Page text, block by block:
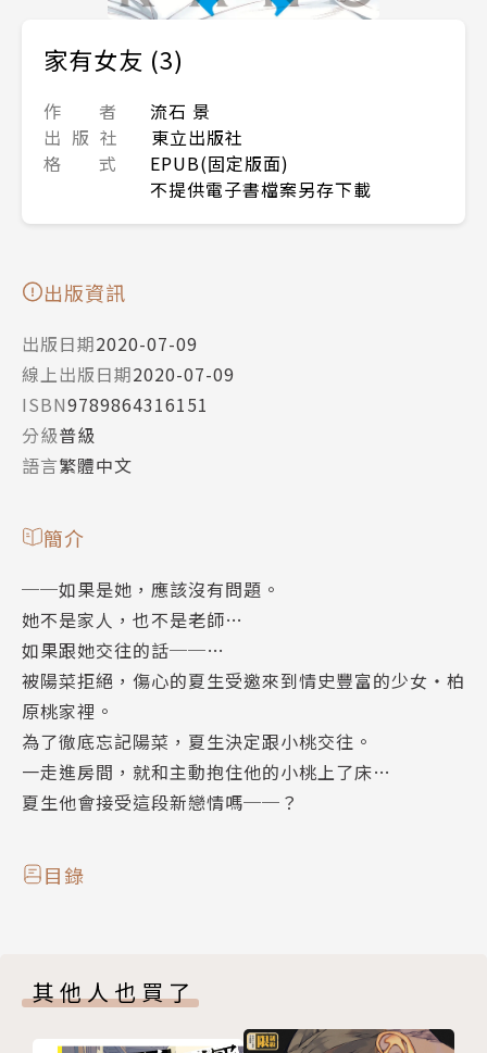
家有女友 (3)
作 者
流石 景
出 版 社
東立出版社
格 式
EPUB(固定版面)
不提供電子書檔案另存下載
出版資訊
出版日期2020-07-09
線上出版日期2020-07-09
ISBN9789864316151
分級普級
語言繁體中文
簡介
──如果是她，應該沒有問題。
她不是家人，也不是老師…
如果跟她交往的話──…
被陽菜拒絕，傷心的夏生受邀來到情史豐富的少女‧柏
原桃家裡。
為了徹底忘記陽菜，夏生決定跟小桃交往。
一走進房間，就和主動抱住他的小桃上了床…
夏生他會接受這段新戀情嗎──？
目錄
其他人也買了